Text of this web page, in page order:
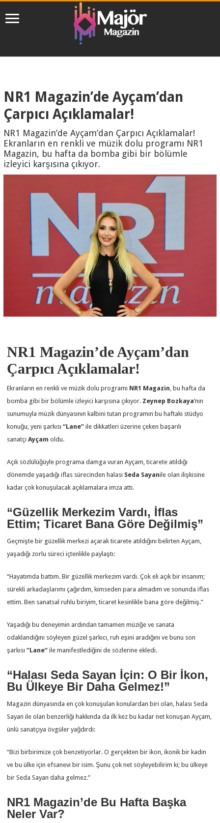
NR1 Magazin’de Ayçam’dan
Çarpıcı Açıklamalar!
NR1 Magazin’de Ayçam’dan Çarpıcı Açıklamalar!
Ekranların en renkli ve müzik dolu programı NR1
Magazin, bu hafta da bomba gibi bir bölümle
izleyici karşısına çıkıyor.
NR1 Magazin’de Ayçam’dan
Çarpıcı Açıklamalar!
Ekranların en renkli ve müzik dolu programı NR1 Magazin, bu hafta da
bomba gibi bir bölümle izleyici karşısına çıkıyor. Zeynep Bozkaya’nın
sunumuyla müzik dünyasının kalbini tutan programın bu haftaki stüdyo
konuğu, yeni şarkısı“Lane” ile dikkatleri üzerine çeken başarılı
sanatçıAyçam oldu.
Açık sözlülüğüyle programa damga vuran Ayçam, ticarete atıldığı
dönemde yaşadığı iflas sürecinden halası Seda Sayanile olan ilişkisine
kadar çok konuşulacak açıklamalara imza attı.
“Güzellik Merkezim Vardı, İflas
Ettim; Ticaret Bana Göre Değilmiş”
Geçmişte bir güzellik merkezi açarak ticarete atıldığını belirten Ayçam,
yaşadığı zorlu süreci içtenlikle paylaştı:
“Hayatımda battım. Bir güzellik merkezim vardı. Çok eli açık bir insanım;
sürekli arkadaşlarımı çağırdım, kimseden para almadım ve sonunda iflas
ettim. Ben sanatsal ruhlu biriyim, ticaret kesinlikle bana göre değilmiş.”
Yaşadığı bu deneyimin ardından tamamen müziğe ve sanata
odaklandığını söyleyen güzel şarkıcı, ruh eşini aradığını ve bunu son
şarkısı“Lane” ile manifestlediğini de sözlerine ekledi.
“Halası Seda Sayan İçin: O Bir İkon,
Bu Ülkeye Bir Daha Gelmez!”
Magazin dünyasında en çok konuşulan konulardan biri olan, halası Seda
Sayan ile olan benzerliği hakkında da ilk kez bu kadar net konuşan Ayçam,
ünlü sanatçıya övgüler yağdırdı:
“Bizi birbirimize çok benzetiyorlar. O gerçekten bir ikon, ikonik bir kadın
ve bu ülke için efsanevi bir isim. Şunu çok net söyleyebilirim ki; bu ülkeye
bir Seda Sayan daha gelmez.”
NR1 Magazin’de Bu Hafta Başka
Neler Var?